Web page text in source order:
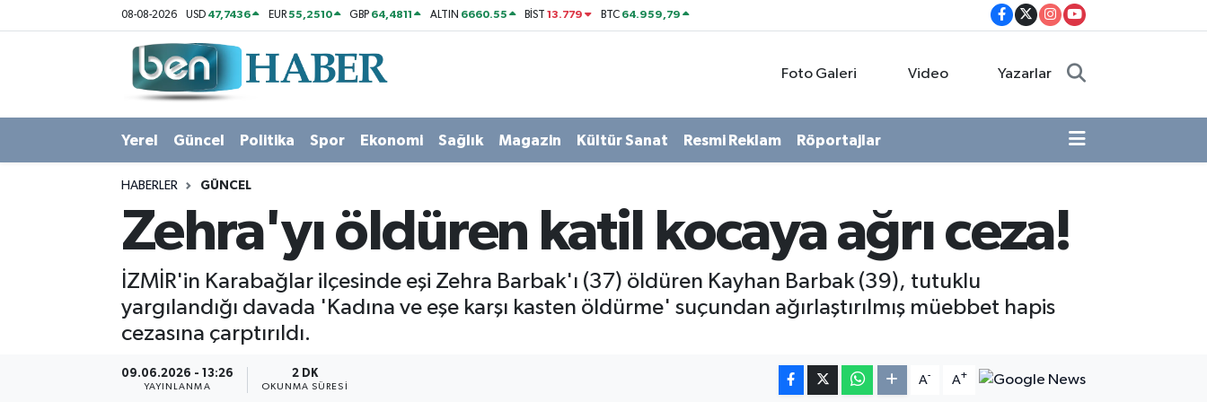
08-08-2026 USD 47,7436 EUR55,2510 GBP 64,4811 ALTIN 6660.55 BİST13.779 BTC 64.959,79
Foto Galeri Video Yazarlar
Yerel Güncel Politika Spor Ekonomi Sağlık Magazin Kültür Sanat Resmi Reklam Röportajlar
HABERLER GÜNCEL
Zehra'yı öldüren katil kocaya ağrı ceza!
İZMİR'in Karabağlar ilçesinde eşi Zehra Barbak'ı (37) öldüren Kayhan Barbak (39), tutuklu
yargılandığı davada 'Kadına ve eşe karşı kasten öldürme' suçundan ağırlaştırılmış müebbet hapis
cezasına çarptırıldı.
09.06.2026 - 13:26
YAYINLANMA
2 DK
OKUNMA SÜRESI
A- A+
Politika
Hava Durumu
Süper Lig Puan Durumu ve Fikstür
Son Dakika Haberleri